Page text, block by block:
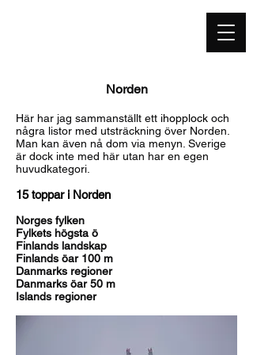
Norden
Här har jag sammanställt ett ihopplock och
några listor med utsträckning över Norden.
Man kan även nå dom via menyn. Sverige
är dock inte med här utan har en egen
huvudkategori.
15 toppar i Norden
Norges fylken
Fylkets högsta ö
Finlands landskap
Finlands öar 100 m
Danmarks regioner
Danmarks öar 50 m
Islands regioner